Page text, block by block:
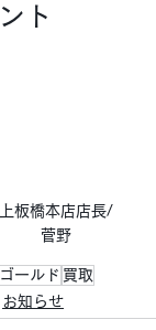
ント
上板橋本店店長/
菅野
ゴールド 買取
お知らせ